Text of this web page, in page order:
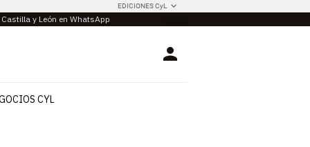
EDICIONES CyL
y León en WhatsApp
Login
CYL